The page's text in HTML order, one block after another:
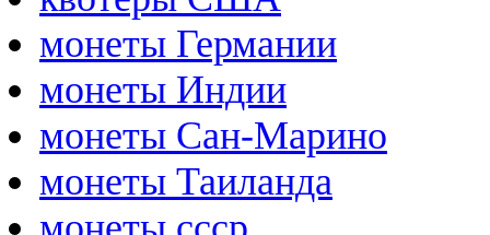
монеты Германии
монеты Индии
монеты Сан-Марино
монеты Таиланда